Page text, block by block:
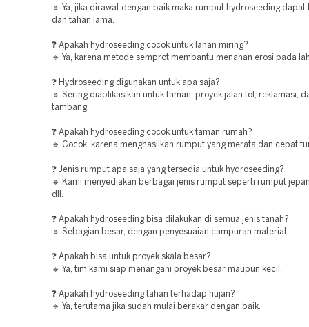
🔹 Ya, jika dirawat dengan baik maka rumput hydroseeding dapat
dan tahan lama.
❓ Apakah hydroseeding cocok untuk lahan miring?
🔹 Ya, karena metode semprot membantu menahan erosi pada
❓ Hydroseeding digunakan untuk apa saja?
🔹 Sering diaplikasikan untuk taman, proyek jalan tol, reklamasi,
tambang.
❓ Apakah hydroseeding cocok untuk taman rumah?
🔹 Cocok, karena menghasilkan rumput yang merata dan cepat
❓ Jenis rumput apa saja yang tersedia untuk hydroseeding?
🔹 Kami menyediakan berbagai jenis rumput seperti rumput
dll.
❓ Apakah hydroseeding bisa dilakukan di semua jenis tanah?
🔹 Sebagian besar, dengan penyesuaian campuran material.
❓ Apakah bisa untuk proyek skala besar?
🔹 Ya, tim kami siap menangani proyek besar maupun kecil.
❓ Apakah hydroseeding tahan terhadap hujan?
🔹 Ya, terutama jika sudah mulai berakar dengan baik.